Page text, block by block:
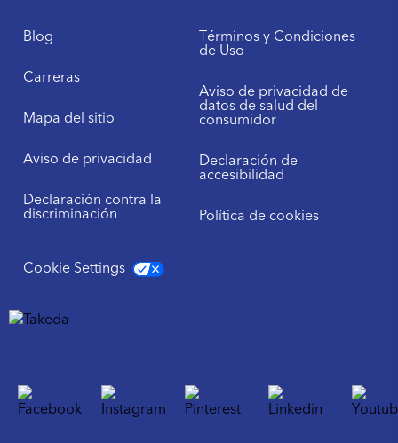
Blog
Carreras
Mapa del sitio
Aviso de privacidad
Declaración contra la
discriminación
Términos y Condiciones
de Uso
Aviso de privacidad de
datos de salud del
consumidor
Declaración de
accesibilidad
Política de cookies
Cookie Settings